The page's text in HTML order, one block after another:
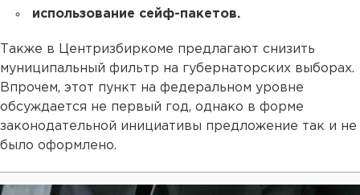
использование сейф-пакетов.
Также в Центризбиркоме предлагают снизить
муниципальный фильтр на губернаторских выборах.
Впрочем, этот пункт на федеральном уровне
обсуждается не первый год, однако в форме
законодательной инициативы предложение так и не
было оформлено.